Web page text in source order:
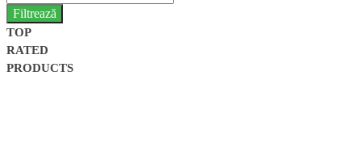
Filtrează
TOP
RATED
PRODUCTS